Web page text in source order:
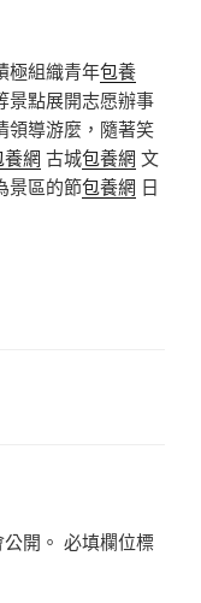
極組織青年包養
景點展開志愿辦事
領導游麼，隨著笑
養網 古城包養網 文
景區的節包養網 日
開。 必填欄位標